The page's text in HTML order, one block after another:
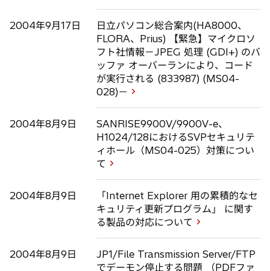
2004年9月17日
日立パソコン総合案内(HA8000、
FLORA、Prius) 【緊急】マイクロソ
フト社情報－JPEG 処理 (GDI+) のバ
ッファ オーバーランにより、コード
が実行される (833987) (MS04-
028)－
2004年8月9日
SANRISE9900V/9900V-e、
H1024/128におけるSVPセキュリテ
ィホール（MS04-025）対策につい
て
2004年8月9日
「Internet Explorer 用の累積的なセ
キュリティ更新プログラム」 に関す
る製品の対応について
2004年8月9日
JP1/File Transmission Server/FTP
でデーモン停止する問題 （PDFファ